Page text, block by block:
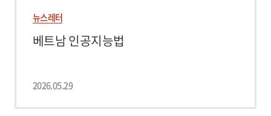
뉴스레터
베트남 인공지능법
2026.05.29